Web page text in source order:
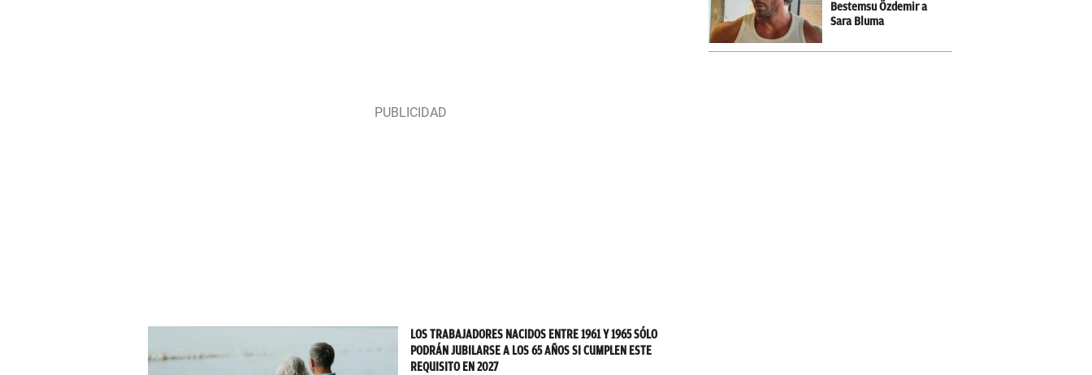
LOS TRABAJADORES NACIDOS ENTRE 1961 Y 1965 SÓLO
PODRÁN JUBILARSE A LOS 65 AÑOS SI CUMPLEN ESTE
REQUISITO EN 2027
Bestemsu Özdemir a
Sara Bluma